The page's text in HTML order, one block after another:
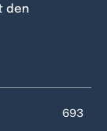
den
693